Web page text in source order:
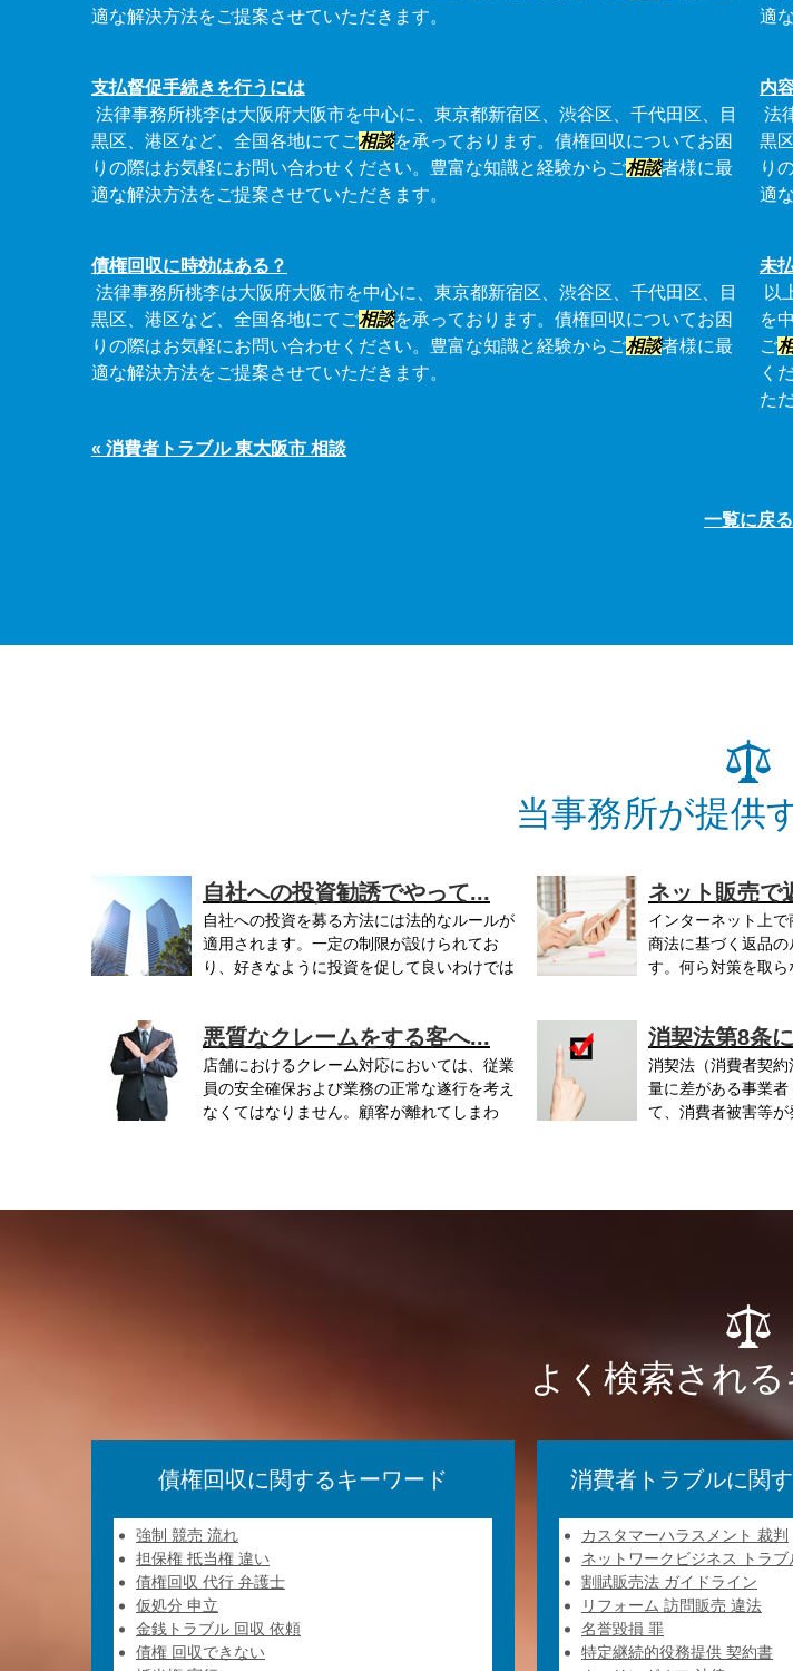
適な解決方法をご提案させていただきます。
適
支払督促手続きを行うには
法律事務所桃李は大阪府大阪市を中心に、東京都新宿区、渋谷区、千代田区、目
黒区、港区など、全国各地にてご相談を承っております。債権回収についてお困
りの際はお気軽にお問い合わせください。豊富な知識と経験からご相談者様に最
適な解決方法をご提案させていただきます。
内
法
黒
り
適
債権回収に時効はある？
法律事務所桃李は大阪府大阪市を中心に、東京都新宿区、渋谷区、千代田区、目
黒区、港区など、全国各地にてご相談を承っております。債権回収についてお困
りの際はお気軽にお問い合わせください。豊富な知識と経験からご相談者様に最
適な解決方法をご提案させていただきます。
未
以
を
ご
く
た
« 消費者トラブル 東大阪市 相談
一覧に戻る
当事務所が提供
自社への投資勧誘でやって...
自社への投資を募る方法には法的なルールが
適用されます。一定の制限が設けられてお
り、好きなように投資を促して良いわけでは
ネット販売で
インターネット上
商法に基づく返品
す。何ら対策を取
悪質なクレームをする客へ...
店舗におけるクレーム対応においては、従業
員の安全確保および業務の正常な遂行を考え
なくてはなりません。顧客が離れてしまわ
消契法第8条
消契法（消費者契
量に差がある事業
て、消費者被害等が
よく検索され
債権回収に関するキーワード
強制 競売 流れ
担保権 抵当権 違い
債権回収 代行 弁護士
仮処分 申立
金銭トラブル 回収 依頼
債権 回収できない
消費者トラブルに関
カスタマーハラスメント 裁判
ネットワークビジネス トラブ
割賦販売法 ガイドライン
リフォーム 訪問販売 違法
名誉毀損 罪
特定継続的役務提供 契約書